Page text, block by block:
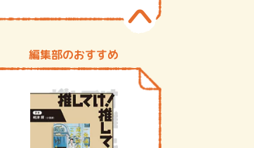
編集部のおすすめ